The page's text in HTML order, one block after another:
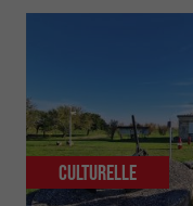
Culturelle